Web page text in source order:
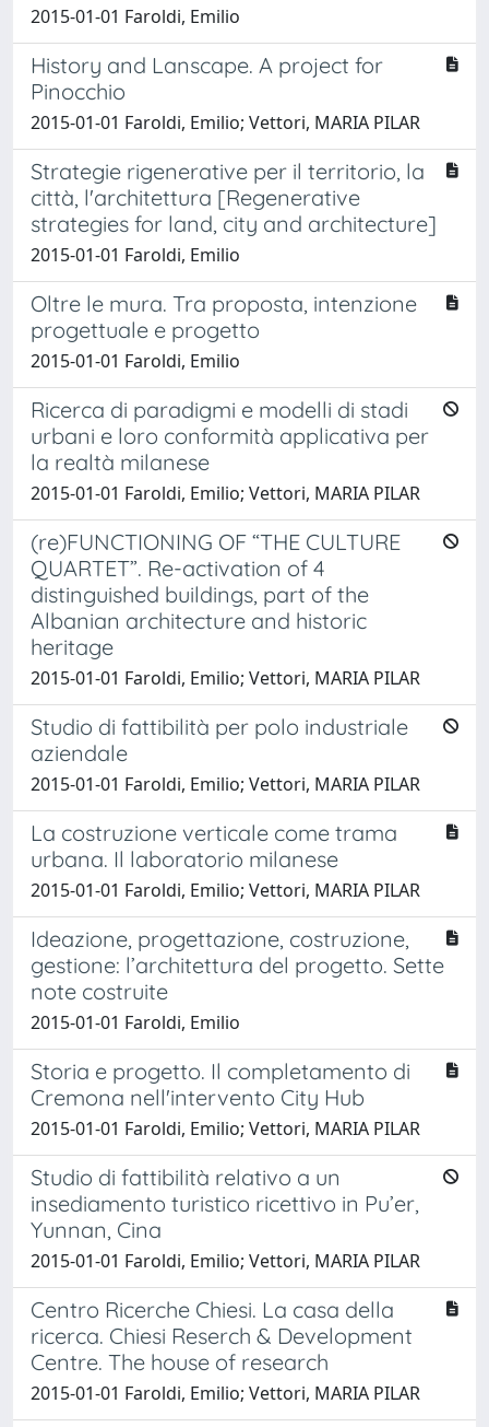
2015-01-01 Faroldi, Emilio
History and Lanscape. A project for
Pinocchio
2015-01-01 Faroldi, Emilio; Vettori, MARIA PILAR
Strategie rigenerative per il territorio, la
città, l'architettura [Regenerative
strategies for land, city and architecture]
2015-01-01 Faroldi, Emilio
Oltre le mura. Tra proposta, intenzione
progettuale e progetto
2015-01-01 Faroldi, Emilio
Ricerca di paradigmi e modelli di stadi
urbani e loro conformità applicativa per
la realtà milanese
2015-01-01 Faroldi, Emilio; Vettori, MARIA PILAR
(re)FUNCTIONING OF “THE CULTURE
QUARTET”. Re-activation of 4
distinguished buildings, part of the
Albanian architecture and historic
heritage
2015-01-01 Faroldi, Emilio; Vettori, MARIA PILAR
Studio di fattibilità per polo industriale
aziendale
2015-01-01 Faroldi, Emilio; Vettori, MARIA PILAR
La costruzione verticale come trama
urbana. Il laboratorio milanese
2015-01-01 Faroldi, Emilio; Vettori, MARIA PILAR
Ideazione, progettazione, costruzione,
gestione: l’architettura del progetto. Sette
note costruite
2015-01-01 Faroldi, Emilio
Storia e progetto. Il completamento di
Cremona nell'intervento City Hub
2015-01-01 Faroldi, Emilio; Vettori, MARIA PILAR
Studio di fattibilità relativo a un
insediamento turistico ricettivo in Pu’er,
Yunnan, Cina
2015-01-01 Faroldi, Emilio; Vettori, MARIA PILAR
Centro Ricerche Chiesi. La casa della
ricerca. Chiesi Reserch & Development
Centre. The house of research
2015-01-01 Faroldi, Emilio; Vettori, MARIA PILAR